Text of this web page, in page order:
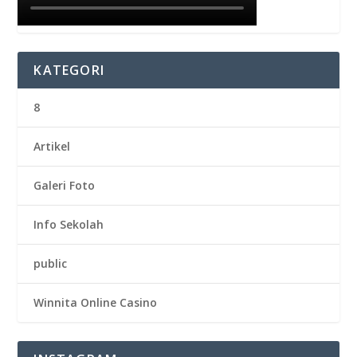
KATEGORI
8
Artikel
Galeri Foto
Info Sekolah
public
Winnita Online Casino